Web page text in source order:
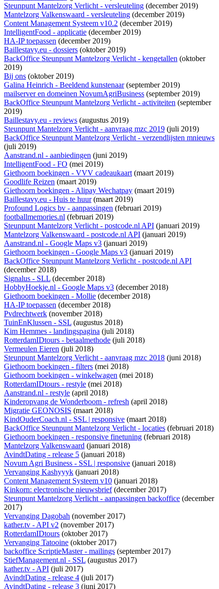
Steunpunt Mantelzorg Verlicht - versleuteling (december 2019)
Mantelzorg Valkenswaard - versleuteling (december 2019)
Content Management Systeem v10.2 (december 2019)
IntelligentFood - applicatie (december 2019)
HA-IP toepassen (december 2019)
Baillestavy.eu - dossiers (oktober 2019)
BackOffice Steunpunt Mantelzorg Verlicht - kengetallen (oktober
2019)
Bij ons (oktober 2019)
Galina Heinrich - Beeldend kunstenaar(september 2019)
mailserver en domeinen NovumAgriBusiness (september 2019)
BackOffice Steunpunt Mantelzorg Verlicht - activiteiten (september
2019)
Baillestavy.eu - reviews (augustus 2019)
Steunpunt Mantelzorg Verlicht - aanvraag mzc 2019 (juli 2019)
BackOffice Steunpunt Mantelzorg Verlicht - verzendlijsten mnieuws
(juli 2019)
Aanstrand.nl - aanbiedingen (juni 2019)
IntelligentFood - FO (mei 2019)
Giethoorn boekingen - VVV cadeaukaart(maart 2019)
Goodlife Reizen (maart 2019)
Giethoorn boekingen - Alipay Wechatpay (maart 2019)
Baillestavy.eu - Huis te huur(maart 2019)
Profound Logics bv - aanpassingen (februari 2019)
footballmemories.nl (februari 2019)
Steunpunt Mantelzorg Verlicht - postcode.nl API (januari 2019)
Mantelzorg Valkenswaard - postcode.nl API (januari 2019)
Aanstrand.nl - Google Maps v3 (januari 2019)
Giethoorn boekingen - Google Maps v3 (januari 2019)
BackOffice Steunpunt Mantelzorg Verlicht - postcode.nl API
(december 2018)
Signalus - SLL (december 2018)
HobbyHoekje.nl - Google Maps v3 (december 2018)
Giethoorn boekingen - Mollie (december 2018)
HA-IP toepassen (december 2018)
Pvdrechtwerk (november 2018)
TuinEnKlussen - SSL (augustus 2018)
Kim Hemmes - landingspagina (juli 2018)
RotterdamIDtours - betaalmethode (juli 2018)
Vermeulen Eieren (juli 2018)
Steunpunt Mantelzorg Verlicht - aanvraag mzc 2018 (juni 2018)
Giethoorn boekingen - filters (mei 2018)
Giethoorn boekingen - winkelwagen (mei 2018)
RotterdamIDtours - restyle (mei 2018)
Aanstrand.nl - restyle (april 2018)
Kinderopvang de Wonderboom - refresh (april 2018)
Migratie GEONOSIS (maart 2018)
KindOuderCoach.nl - SSL | responsive (maart 2018)
BackOffice Steunpunt Mantelzorg Verlicht - locaties (februari 2018)
Giethoorn boekingen - responsive finetuning (februari 2018)
Mantelzorg Valkenswaard (januari 2018)
AvindtDating - release 5 (januari 2018)
Novum Agri Business - SSL | responsive (januari 2018)
Vervanging Kashyyyk (januari 2018)
Content Management Systeem v10 (januari 2018)
Kinkorn: electronische nieuwsbrief(december 2017)
Steunpunt Mantelzorg Verlicht - aanpassingen backoffice (december
2017)
Vervanging Dagobah (november 2017)
kather.tv - API v2 (november 2017)
RotterdamIDtours (oktober 2017)
Vervanging Tatooine (oktober 2017)
backoffice ScriptieMaster - mailings (september 2017)
StiefManagement.nl - SSL (augustus 2017)
kather.tv - API (juli 2017)
AvindtDating - release 4 (juli 2017)
AvindtDating - release 3 (juni 2017)